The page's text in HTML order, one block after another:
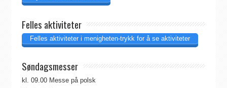
Felles aktiviteter
Felles aktiviteter i menigheten-trykk for å se aktiviteter
Søndagsmesser
kl. 09.00 Messe på polsk